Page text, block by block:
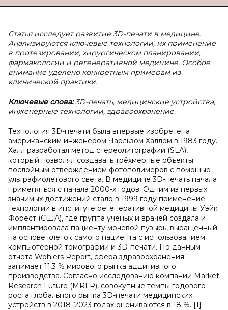
Статья исследует развитие 3D-печати в медицине.
Анализируются ключевые технологии, их применение
в протезировании, хирургическом планировании,
фармакологии и регенеративной медицине. Особое
внимание уделено конкретным примерам из
клинической практики.
Ключевые слова:3D-печать, медицинские устройства,
инженерные технологии, здравоохранение.
Технология 3D-печати была впервые изобретена
американским инженером Чарльзом Халлом в 1983 году.
Халл разработал метод стереолитографии (SLA),
который позволял создавать трёхмерные объекты
послойным отверждением фотополимеров с помощью
ультрафиолетового света. В медицине 3D-печать начала
применяться с начала 2000-х годов. Одним из первых
значимых достижений стало в 1999 году применение
технологии в институте регенеративной медицины Уэйк
Форест (США), где группа учёных и врачей создала и
имплантировала пациенту мочевой пузырь, выращенный
на основе клеток самого пациента с использованием
компьютерной томографии и 3D-печати. По данным
отчета Wohlers Report, сфера здравоохранения
занимает 11,3 % мирового рынка аддитивного
производства. Согласно исследованию компании Market
Research Future (MRFR), совокупные темпы годового
роста глобального рынка 3D-печати медицинских
устройств в 2018–2023 годах оцениваются в 18 %. [1]